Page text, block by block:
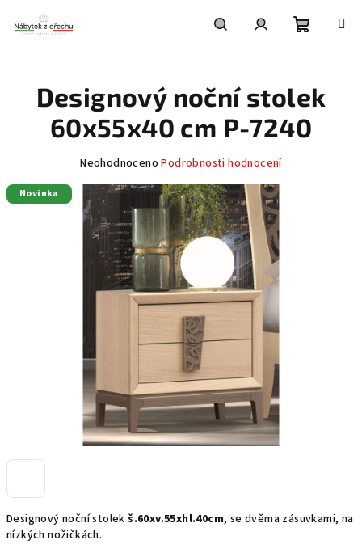
obsah
košík
Designový noční stolekš.60xv.55xhl.40cm, se dvěma zásuvkami, na
nízkých nožičkách.
Designový noční stolek
60x55x40 cm P-7240
Průměrné
produktu
je
0,0
hvězdiček.
Neohodnoceno Podrobnosti hodnocení
Novinka